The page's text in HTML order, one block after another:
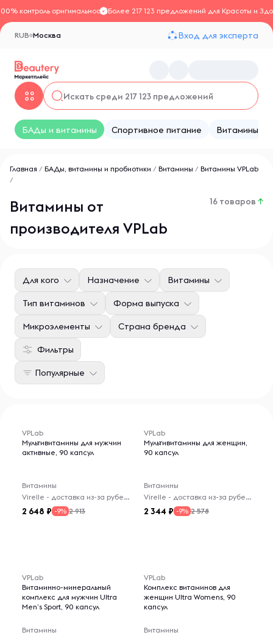
контроль оригинальностиБолее 217 123 предложений для Красоты и
Москва
RUB Вход для эксперта
БАДы и витамины Спортивное питание Витамины
Главная / БАДы, витамины и пробиотики / Витамины / Витамины VPLab
/
Витамины от
производителя VPLab
16 товаров ↑
Фильтры
Для кого Назначение Витамины
Тип витаминов Форма выпуска
Микроэлементы Страна бренда
Популярные
VPLab
Мультивитамины для мужчин
активные, 90 капсул
Витамины
Virelle - доставка из-за рубежа
2 648 -9% 2 913
VPLab
Мультивитамины для женщин,
90 капсул
Витамины
Virelle - доставка из-за рубежа
2 344 -9% 2 578
VPLab
Витаминно-минеральный
комплекс для мужчин Ultra
Men’s Sport, 90 капсул
Витамины
VPLab
Комплекс витаминов для
женщин Ultra Womens, 90
капсул
Витамины